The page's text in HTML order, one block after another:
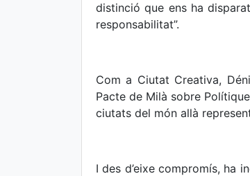
distinció que ens ha
responsabilitat”.
Com a Ciutat Creativa,
Pacte de Milà sobre
ciutats del món allà
I des d’eixe compromís, ha